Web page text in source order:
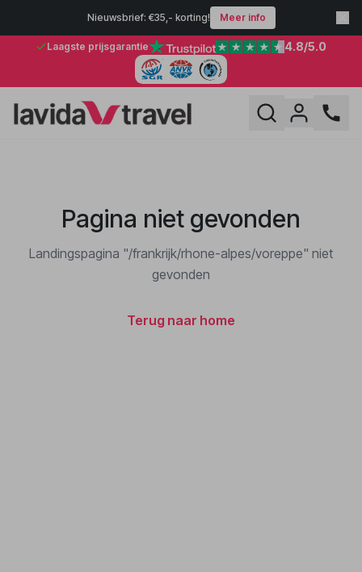
Nieuwsbrief: €35,- korting! Meer info
Laagste prijsgarantie 4.8/5.0
Pagina niet gevonden
Landingspagina "/frankrijk/rhone-alpes/voreppe" niet
gevonden
Terug naar home